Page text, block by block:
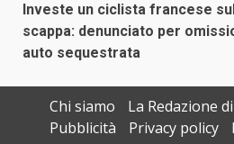
Investe un ciclista francese
scappa: denunciato per
auto sequestrata
Chi siamo
La Redazione
Pubblicità
Privacy policy